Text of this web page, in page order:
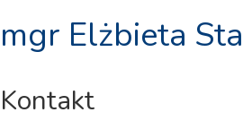
mgr Elżbieta
Kontakt